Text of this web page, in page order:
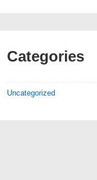
Categories
Uncategorized